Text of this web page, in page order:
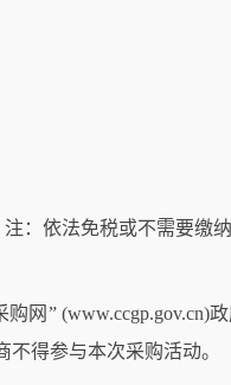
：依法免税或不需要缴
购网” (www.ccgp.gov.cn)
得参与本次采购活动。